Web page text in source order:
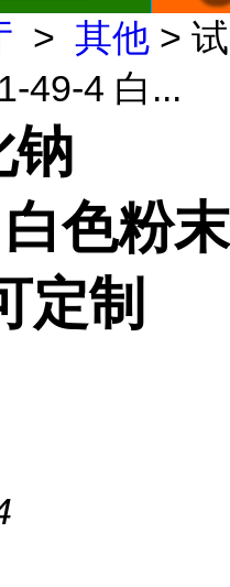
> 其他 > 试
49-4 白...
钠
色粉末
定制